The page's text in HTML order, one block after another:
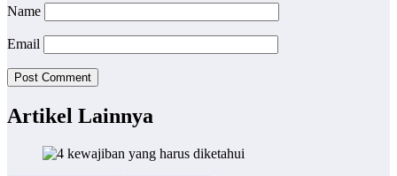
Name
Email
Artikel Lainnya